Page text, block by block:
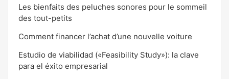
Les bienfaits des peluches sonores pour le sommeil
des tout-petits
Comment financer l’achat d’une nouvelle voiture
Estudio de viabilidad («Feasibility Study»): la clave
para el éxito empresarial